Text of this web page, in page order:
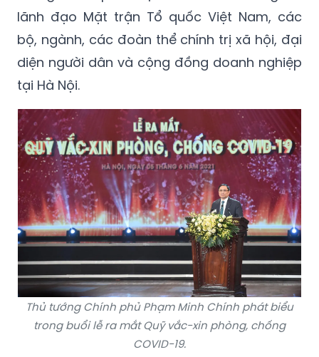
lãnh đạo Mặt trận Tổ quốc Việt Nam, các
bộ, ngành, các đoàn thể chính trị xã hội, đại
diện người dân và cộng đồng doanh nghiệp
tại Hà Nội.
Thủ tướng Chính phủ Phạm Minh Chính phát biểu
trong buổi lễ ra mắt Quỹ vắc-xin phòng, chống
COVID-19.